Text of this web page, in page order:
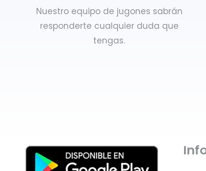
Nuestro equipo de jugones sabrán
responderte cualquier duda que
tengas.